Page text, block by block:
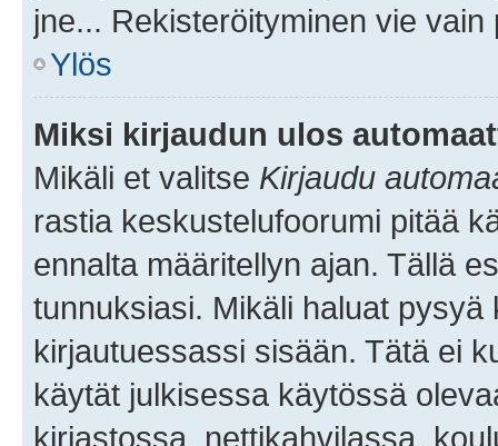
jne... Rekisteröityminen vie
Ylös
Miksi kirjaudun ulos
Mikäli et valitse Kirjaudu
rastia keskustelufoorumi pitää
ennalta määritellyn ajan. Tällä
tunnuksiasi. Mikäli haluat
kirjautuessassi sisään. Tätä ei
käytät julkisessa käytössä
kirjastossa, nettikahvilassa,